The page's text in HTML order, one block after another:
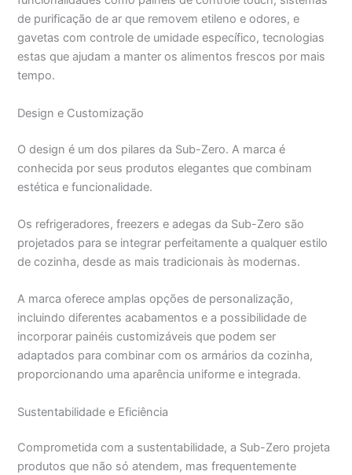
de purificação de ar que removem etileno e odores, e
gavetas com controle de umidade específico, tecnologias
estas que ajudam a manter os alimentos frescos por mais
tempo.
Design e Customização
O design é um dos pilares da Sub-Zero. A marca é
conhecida por seus produtos elegantes que combinam
estética e funcionalidade.
Os refrigeradores, freezers e adegas da Sub-Zero são
projetados para se integrar perfeitamente a qualquer estilo
de cozinha, desde as mais tradicionais às modernas.
A marca oferece amplas opções de personalização,
incluindo diferentes acabamentos e a possibilidade de
incorporar painéis customizáveis que podem ser
adaptados para combinar com os armários da cozinha,
proporcionando uma aparência uniforme e integrada.
Sustentabilidade e Eficiência
Comprometida com a sustentabilidade, a Sub-Zero projeta
produtos que não só atendem, mas frequentemente